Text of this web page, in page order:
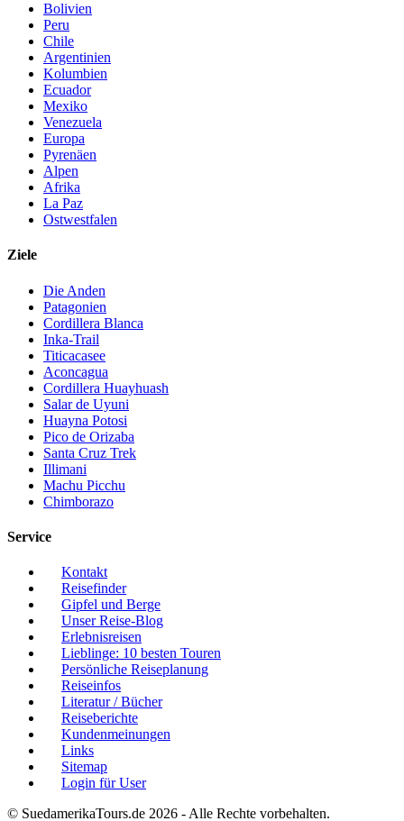
Bolivien
Peru
Chile
Argentinien
Kolumbien
Ecuador
Mexiko
Venezuela
Europa
Pyrenäen
Alpen
Afrika
La Paz
Ostwestfalen
Ziele
Die Anden
Patagonien
Cordillera Blanca
Inka-Trail
Titicacasee
Aconcagua
Cordillera Huayhuash
Salar de Uyuni
Huayna Potosi
Pico de Orizaba
Santa Cruz Trek
Illimani
Machu Picchu
Chimborazo
Service
Kontakt
Reisefinder
Gipfel und Berge
Unser Reise-Blog
Erlebnisreisen
Lieblinge: 10 besten Touren
Persönliche Reiseplanung
Reiseinfos
Literatur / Bücher
Reiseberichte
Kundenmeinungen
Links
Sitemap
Login für User
© SuedamerikaTours.de 2026 - Alle Rechte vorbehalten.